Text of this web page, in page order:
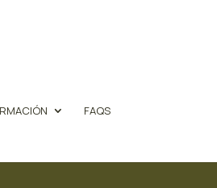
FAQS